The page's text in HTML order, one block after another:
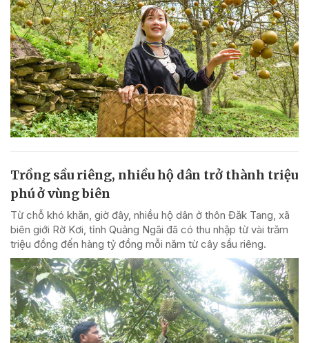
Trồng sầu riêng, nhiều hộ dân trở thành triệu
phú ở vùng biên
Từ chỗ khó khăn, giờ đây, nhiều hộ dân ở thôn Đăk Tang, xã
biên giới Rờ Kơi, tỉnh Quảng Ngãi đã có thu nhập từ vài trăm
triệu đồng đến hàng tỷ đồng mỗi năm từ cây sầu riêng.